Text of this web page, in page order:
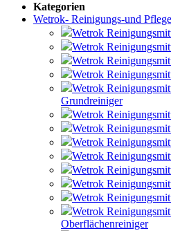
Kategorien
Wetrok- Reinigungs-und
Wetrok
Wetrok
Wetrok
Wetrok
Wetrok
Grundreiniger
Wetrok
Wetrok
Wetrok
Wetrok
Wetrok
Wetrok
Wetrok
Wetrok
Oberflächenreiniger